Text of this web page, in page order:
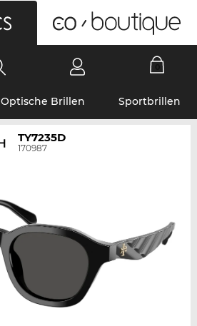
Optische Brillen Sportbrillen
TY7235D
170987